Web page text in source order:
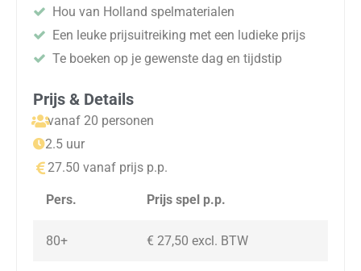
Hou van Holland spelmaterialen
Een leuke prijsuitreiking met een ludieke prijs
Te boeken op je gewenste dag en tijdstip
Prijs & Details
vanaf 20 personen
2.5 uur
27.50 vanaf prijs p.p.
Pers. Prijs spel p.p.
80+ € 27,50 excl. BTW